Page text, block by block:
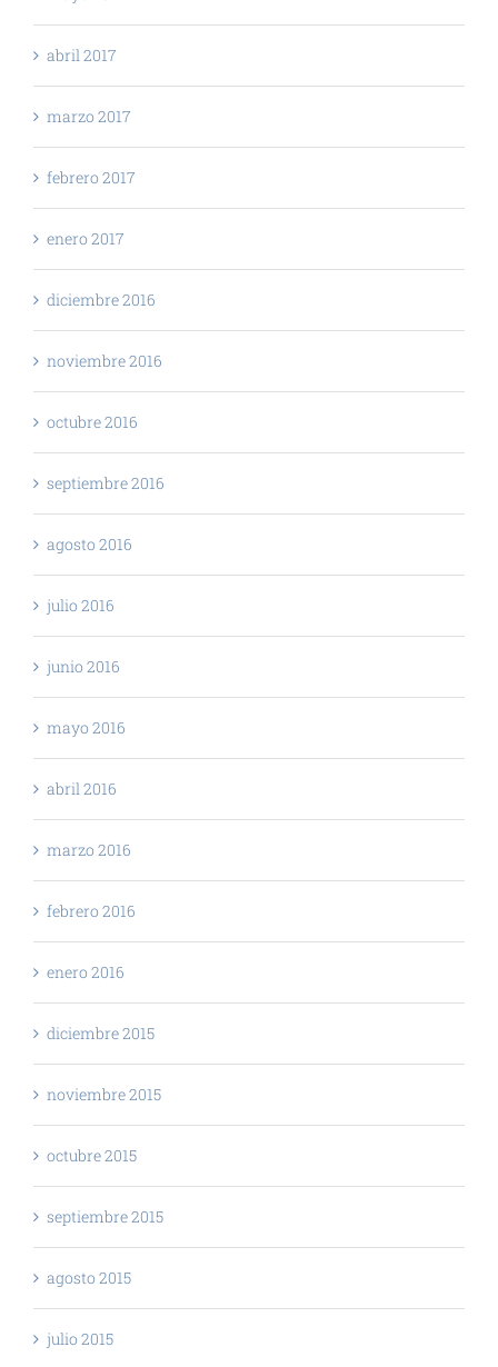
abril 2017
marzo 2017
febrero 2017
enero 2017
diciembre 2016
noviembre 2016
octubre 2016
septiembre 2016
agosto 2016
julio 2016
junio 2016
mayo 2016
abril 2016
marzo 2016
febrero 2016
enero 2016
diciembre 2015
noviembre 2015
octubre 2015
septiembre 2015
agosto 2015
julio 2015